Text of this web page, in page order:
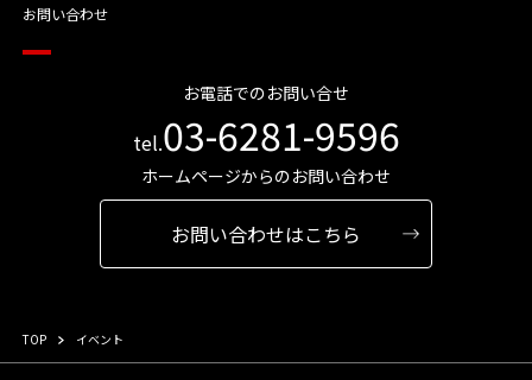
お問い合わせ
お電話でのお問い合せ
tel.03-6281-9596
ホームページからのお問い合わせ
お問い合わせはこちら
TOP イベント